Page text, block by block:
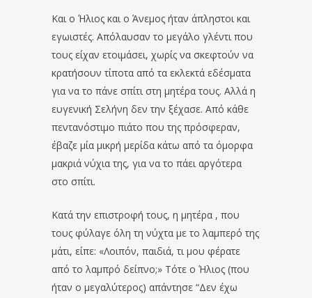
Και ο Ήλιος και ο Άνεμος ήταν άπληστοι και
εγωιστές. Απόλαυσαν το μεγάλο γλέντι που
τους είχαν ετοιμάσει, χωρίς να σκεφτούν να
κρατήσουν τίποτα από τα εκλεκτά εδέσματα
για να το πάνε σπίτι στη μητέρα τους. Αλλά η
ευγενική Σελήνη δεν την ξέχασε. Από κάθε
πεντανόστιμο πιάτο που της πρόσφεραν,
έβαζε μία μικρή μερίδα κάτω από τα όμορφα
μακριά νύχια της, για να το πάει αργότερα
στο σπίτι.
Κατά την επιστροφή τους, η μητέρα , που
τους φύλαγε όλη τη νύχτα με το λαμπερό της
μάτι, είπε: «Λοιπόν, παιδιά, τι μου φέρατε
από το λαμπρό δείπνο;» Τότε ο Ήλιος (που
ήταν ο μεγαλύτερος) απάντησε “Δεν έχω